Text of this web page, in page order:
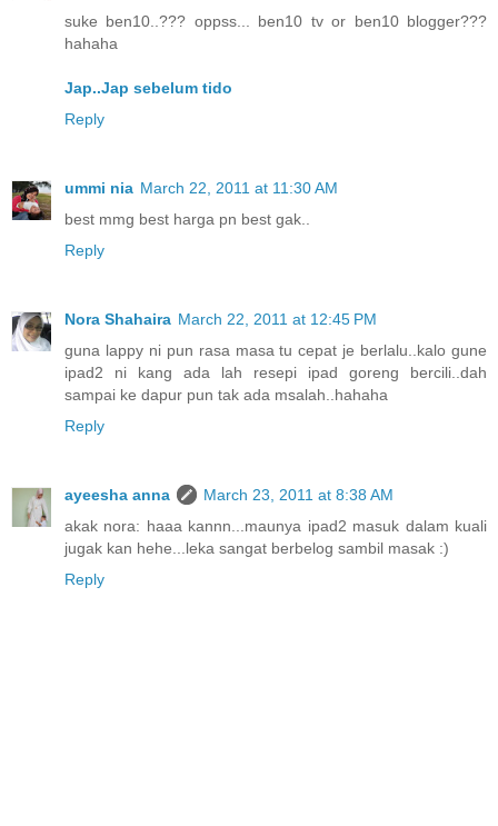
suke ben10..??? oppss... ben10 tv or ben10 blogger???
hahaha
Jap..Jap sebelum tido
Reply
ummi nia March 22, 2011 at 11:30 AM
best mmg best harga pn best gak..
Reply
Nora Shahaira March 22, 2011 at 12:45 PM
guna lappy ni pun rasa masa tu cepat je berlalu..kalo gune
ipad2 ni kang ada lah resepi ipad goreng bercili..dah
sampai ke dapur pun tak ada msalah..hahaha
Reply
ayeesha anna
March 23, 2011 at 8:38 AM
akak nora: haaa kannn...maunya ipad2 masuk dalam kuali
jugak kan hehe...leka sangat berbelog sambil masak :)
Reply